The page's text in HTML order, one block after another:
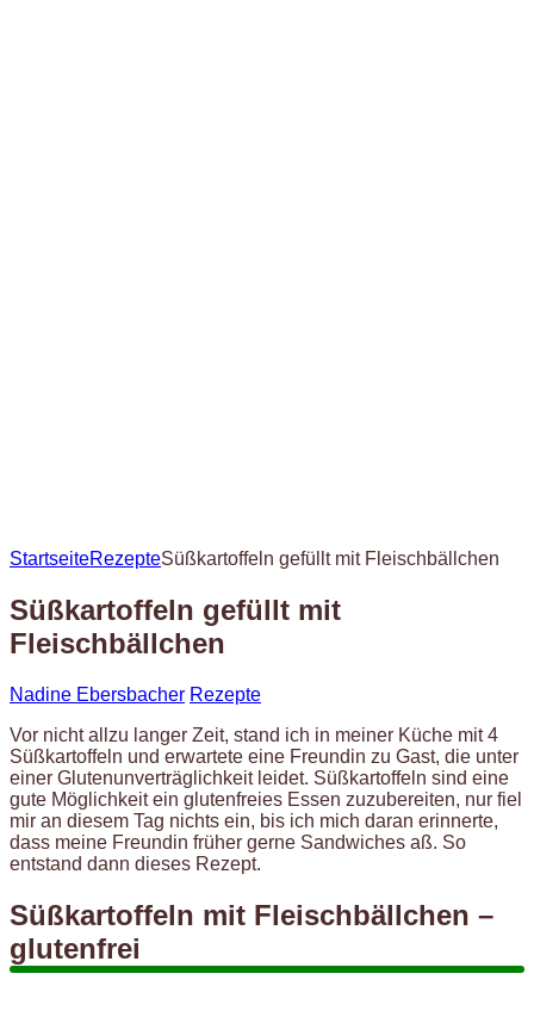
StartseiteRezepteSüßkartoffeln gefüllt mit Fleischbällchen
Süßkartoffeln gefüllt mit
Fleischbällchen
Nadine Ebersbacher Rezepte
Vor nicht allzu langer Zeit, stand ich in meiner Küche mit 4
Süßkartoffeln und erwartete eine Freundin zu Gast, die unter
einer Glutenunverträglichkeit leidet. Süßkartoffeln sind eine
gute Möglichkeit ein glutenfreies Essen zuzubereiten, nur fiel
mir an diesem Tag nichts ein, bis ich mich daran erinnerte,
dass meine Freundin früher gerne Sandwiches aß. So
entstand dann dieses Rezept.
Süßkartoffeln mit Fleischbällchen –
glutenfrei